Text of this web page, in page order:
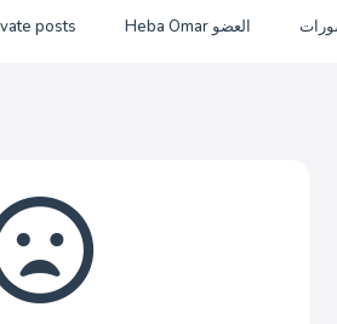
العضو Heba Omar posts